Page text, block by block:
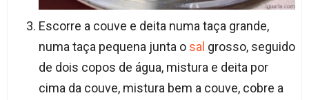
Escorre a couve e deita numa taça grande,
numa taça pequena junta o sal grosso, seguido
de dois copos de água, mistura e deita por
cima da couve, mistura bem a couve, cobre a